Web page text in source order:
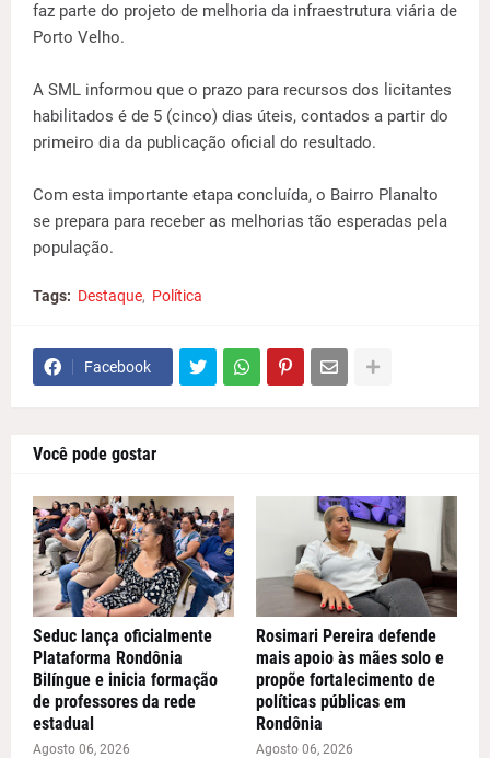
faz parte do projeto de melhoria da infraestrutura viária de
Porto Velho.
A SML informou que o prazo para recursos dos licitantes
habilitados é de 5 (cinco) dias úteis, contados a partir do
primeiro dia da publicação oficial do resultado.
Com esta importante etapa concluída, o Bairro Planalto
se prepara para receber as melhorias tão esperadas pela
população.
Tags: Destaque Política
Facebook
Você pode gostar
Seduc lança oficialmente
Plataforma Rondônia
Bilíngue e inicia formação
de professores da rede
estadual
Agosto 06, 2026
Rosimari Pereira defende
mais apoio às mães solo e
propõe fortalecimento de
políticas públicas em
Rondônia
Agosto 06, 2026